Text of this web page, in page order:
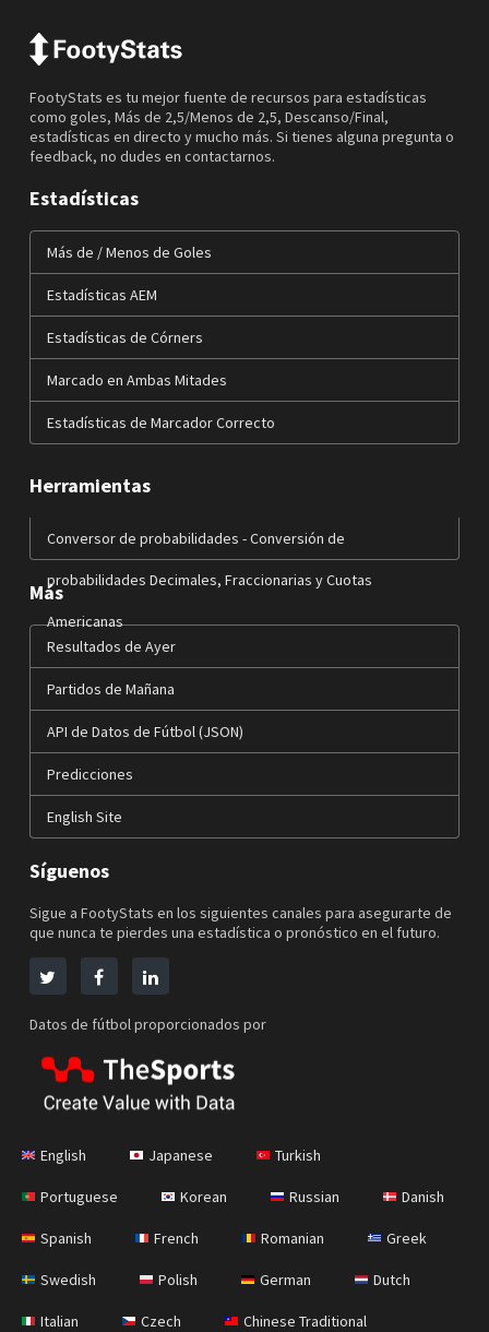
FootyStats es tu mejor fuente de recursos para estadísticas
como goles, Más de 2,5/Menos de 2,5, Descanso/Final,
estadísticas en directo y mucho más. Si tienes alguna pregunta o
feedback, no dudes en contactarnos.
Estadísticas
Más de / Menos de Goles
Estadísticas AEM
Estadísticas de Córners
Marcado en Ambas Mitades
Estadísticas de Marcador Correcto
Herramientas
Conversor de probabilidades - Conversión de
probabilidades Decimales, Fraccionarias y Cuotas
Americanas
Más
Resultados de Ayer
Partidos de Mañana
API de Datos de Fútbol (JSON)
Predicciones
English Site
Síguenos
Sigue a FootyStats en los siguientes canales para asegurarte de
que nunca te pierdes una estadística o pronóstico en el futuro.
Datos de fútbol proporcionados por
English Japanese Turkish
Portuguese Korean Russian Danish
Spanish French Romanian Greek
Swedish Polish German Dutch
Italian Czech Chinese Traditional